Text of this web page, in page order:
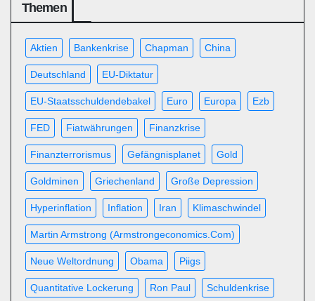
Beiträge
Themen
Aktien Bankenkrise Chapman China
Deutschland EU-Diktatur
EU-Staatsschuldendebakel Euro Europa Ezb
FED Fiatwährungen Finanzkrise
Finanzterrorismus Gefängnisplanet Gold
Goldminen Griechenland Große Depression
Hyperinflation Inflation Iran Klimaschwindel
Martin Armstrong (Armstrongeconomics.com)
Neue Weltordnung Obama Piigs
Quantitative Lockerung Ron Paul Schuldenkrise